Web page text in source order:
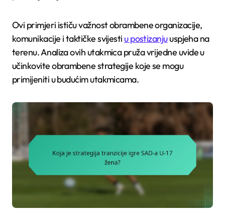
Ovi primjeri ističu važnost obrambene organizacije,
komunikacije i taktičke svijesti u postizanjuuspjeha na
terenu. Analiza ovih utakmica pruža vrijedne uvide u
učinkovite obrambene strategije koje se mogu
primijeniti u budućim utakmicama.